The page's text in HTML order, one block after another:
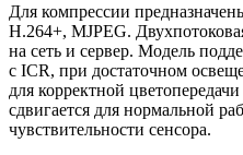
Для компрессии
H.264+, MJPEG.
на сеть и сервер. Модель
с ICR, при достаточном
для корректной
сдвигается для нормальной
чувствительности сенсора.